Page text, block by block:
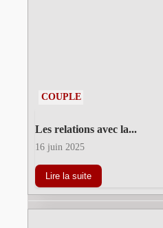
COUPLE
Les relations avec la...
16 juin 2025
Lire la suite